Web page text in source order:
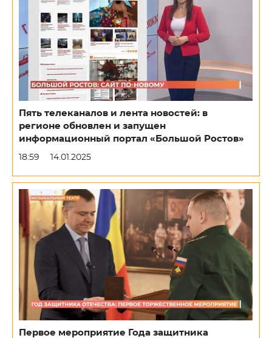
Пять телеканалов и лента новостей: в
регионе обновлен и запущен
информационный портал «Большой Ростов»
18:59 14.01.2025
Первое мероприятие Года защитника